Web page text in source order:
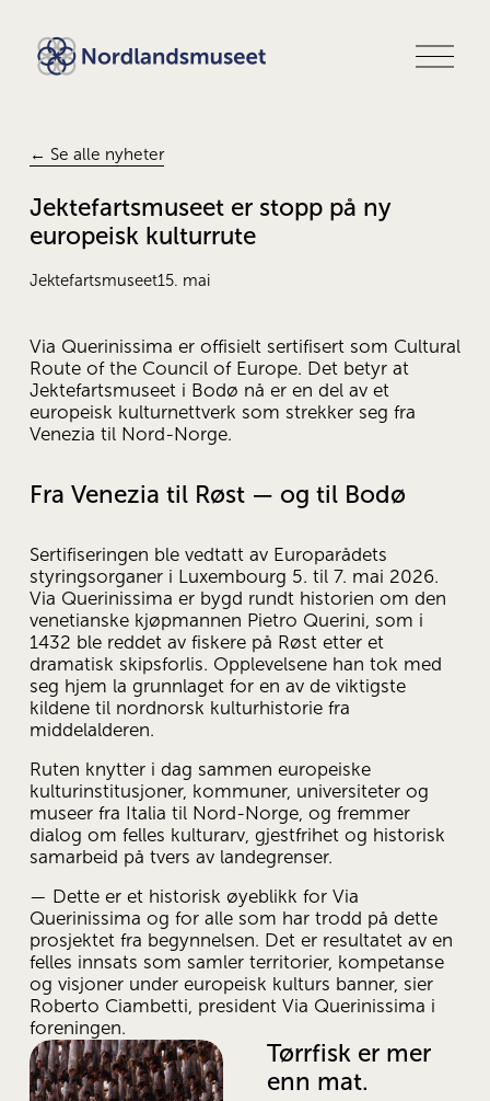
Å
p
← Se alle nyheter
Jektefartsmuseet er stopp på ny
europeisk kulturrute
Jektefartsmuseet15. mai
Via Querinissima er offisielt sertifisert som Cultural
Route of the Council of Europe. Det betyr at
Jektefartsmuseet i Bodø nå er en del av et
europeisk kulturnettverk som strekker seg fra
Venezia til Nord-Norge.
Fra Venezia til Røst — og til Bodø
Sertifiseringen ble vedtatt av Europarådets
styringsorganer i Luxembourg 5. til 7. mai 2026.
Via Querinissima er bygd rundt historien om den
venetianske kjøpmannen Pietro Querini, som i
1432 ble reddet av fiskere på Røst etter et
dramatisk skipsforlis. Opplevelsene han tok med
seg hjem la grunnlaget for en av de viktigste
kildene til nordnorsk kulturhistorie fra
middelalderen.
Ruten knytter i dag sammen europeiske
kulturinstitusjoner, kommuner, universiteter og
museer fra Italia til Nord-Norge, og fremmer
dialog om felles kulturarv, gjestfrihet og historisk
samarbeid på tvers av landegrenser.
— Dette er et historisk øyeblikk for Via
Querinissima og for alle som har trodd på dette
prosjektet fra begynnelsen. Det er resultatet av en
felles innsats som samler territorier, kompetanse
og visjoner under europeisk kulturs banner, sier
Roberto Ciambetti, president Via Querinissima i
foreningen.
Tørrfisk er mer
enn mat.